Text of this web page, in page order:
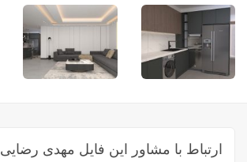
ارتباط با مشاور این فایل مهدی رضایی